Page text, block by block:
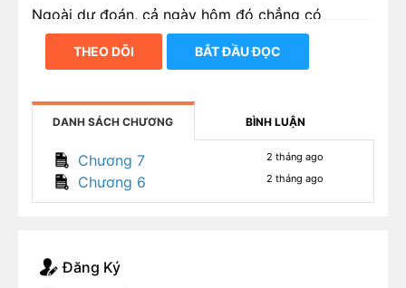
Ngoài dự đoán, cả ngày hôm đó chẳng có
chuyện gì xảy ra.
Từ ngày ấy, giáo viên các môn lần lượt nhét thêm
cho tôi một đề luyện tập.
Cứ thế, sau một năm bị “huấn luyện” đến trời đất
quay cuồng.
của cả trường đỗ Đại học Thanh Hoa lại là tôi.
THEO DÕI BẮT ĐẦU ĐỌC
DANH SÁCH CHƯƠNG BÌNH LUẬN
Chương 7 2 tháng ago
Chương 6 2 tháng ago
Đăng Ký